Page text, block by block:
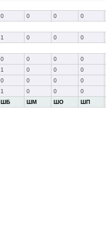
ШБ ШМ ШО ШП
0 0 0 0
1 0 0 0
0 0 0 0
1 0 0 0
0 0 0 0
1 0 0 0